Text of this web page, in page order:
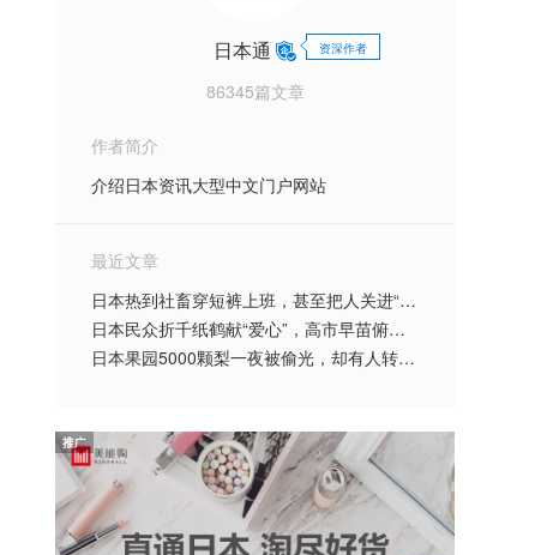
日本通 资深作者
86345篇文章
作者简介
介绍日本资讯大型中文门户网站
最近文章
日本热到社畜穿短裤上班，甚至把人关进“冰箱”？！日本人为了续命到底有多拼…
日本民众折千纸鹤献“爱心”，高市早苗俯瞰灾区感叹“活着真好”？！熊本哀嚎：都是废
日本果园5000颗梨一夜被偷光，却有人转头在二手平台卖？！果农大哭：我不干了！